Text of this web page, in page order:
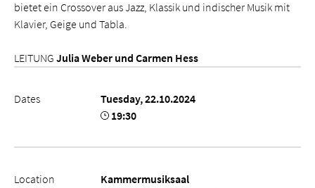
bietet ein Crossover aus Jazz, Klassik und indischer Musik mit
Klavier, Geige und Tabla.
LEITUNG Julia Weber und Carmen Hess
Dates
Tuesday, 22.10.2024
19:30
Location
Kammermusiksaal